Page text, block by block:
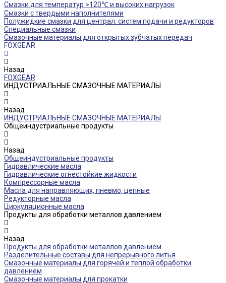
Смазки для температур >120℃ и высоких нагрузок
Смазки с твердыми наполнителями
Полужидкие смазки для централ. систем подачи и редукторов
Специальные смазки
Смазочные материалы для открытых зубчатых передач
FOXGEAR
Назад
FOXGEAR
ИНДУСТРИАЛЬНЫЕ СМАЗОЧНЫЕ МАТЕРИАЛЫ
Назад
ИНДУСТРИАЛЬНЫЕ СМАЗОЧНЫЕ МАТЕРИАЛЫ
Общеиндустриальные продукты
Назад
Общеиндустриальные продукты
Гидравлические масла
Гидравлические огнестойкие жидкости
Компрессорные масла
Масла для направляющих, пневмо, цепные
Редукторные масла
Циркуляционные масла
Продукты для обработки металлов давлением
Назад
Продукты для обработки металлов давлением
Разделительные составы для непрерывного литья
Смазочные материалы для горячей и теплой обработки
давлением
Смазочные материалы для прокатки